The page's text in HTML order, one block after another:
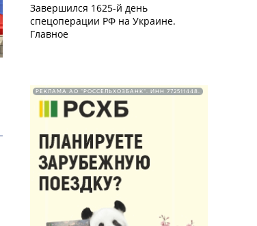
Завершился 1625-й день
спецоперации РФ на Украине.
Главное
РЕКЛАМА АО "РОССЕЛЬХОЗБАНК". ИНН 772511448.